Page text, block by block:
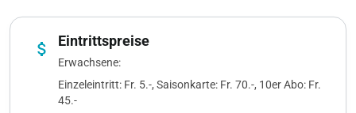
attach_money Eintrittspreise
Erwachsene:
Einzeleintritt: Fr. 5.-, Saisonkarte: Fr. 70.-, 10er Abo: Fr.
45.-